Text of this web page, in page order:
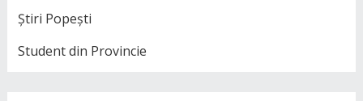
Știri Popești
Student din Provincie